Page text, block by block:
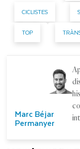
CICLISTES
TOP
Marc Béjar
Permanyer